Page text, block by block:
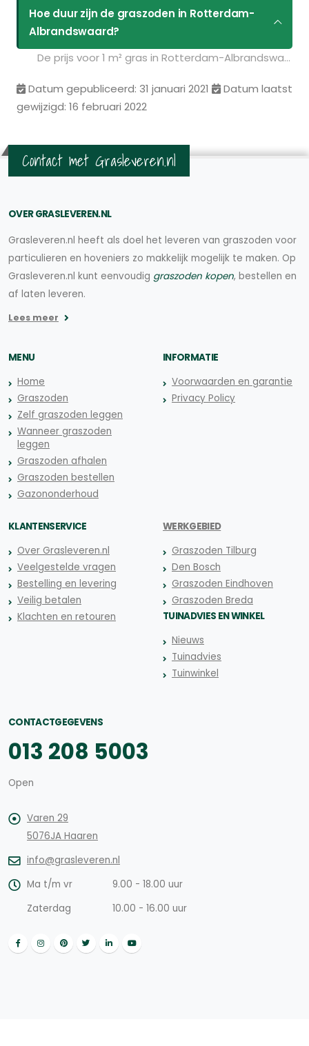
Hoe duur zijn de graszoden in Rotterdam-
Albrandswaard?
De prijs voor 1 m² gras in Rotterdam-Albrandswaard is : € 3.49. U kunt deze graszoden bestellen via de volgende link:
Datum gepubliceerd: 31 januari 2021
Datum laatst
gewijzigd: 16 februari 2022
Contact met Grasleveren.nl
OVER GRASLEVEREN.NL
Grasleveren.nl heeft als doel het leveren van graszoden voor
particulieren en hoveniers zo makkelijk mogelijk te maken. Op
Grasleveren.nl kunt eenvoudig graszoden kopen, bestellen en
af laten leveren.
Lees meer
MENU
Home
Graszoden
Zelf graszoden leggen
Wanneer graszoden
leggen
Graszoden afhalen
Graszoden bestellen
Gazononderhoud
INFORMATIE
Voorwaarden en garantie
Privacy Policy
KLANTENSERVICE
Over Grasleveren.nl
Veelgestelde vragen
Bestelling en levering
Veilig betalen
Klachten en retouren
WERKGEBIED
Graszoden Tilburg
Den Bosch
Graszoden Eindhoven
Graszoden Breda
TUINADVIES EN WINKEL
Nieuws
Tuinadvies
Tuinwinkel
CONTACTGEGEVENS
013 208 5003
Open
Varen 29
5076JA Haaren
info@grasleveren.nl
Ma t/m vr
9.00 - 18.00 uur
Zaterdag
10.00 - 16.00 uur